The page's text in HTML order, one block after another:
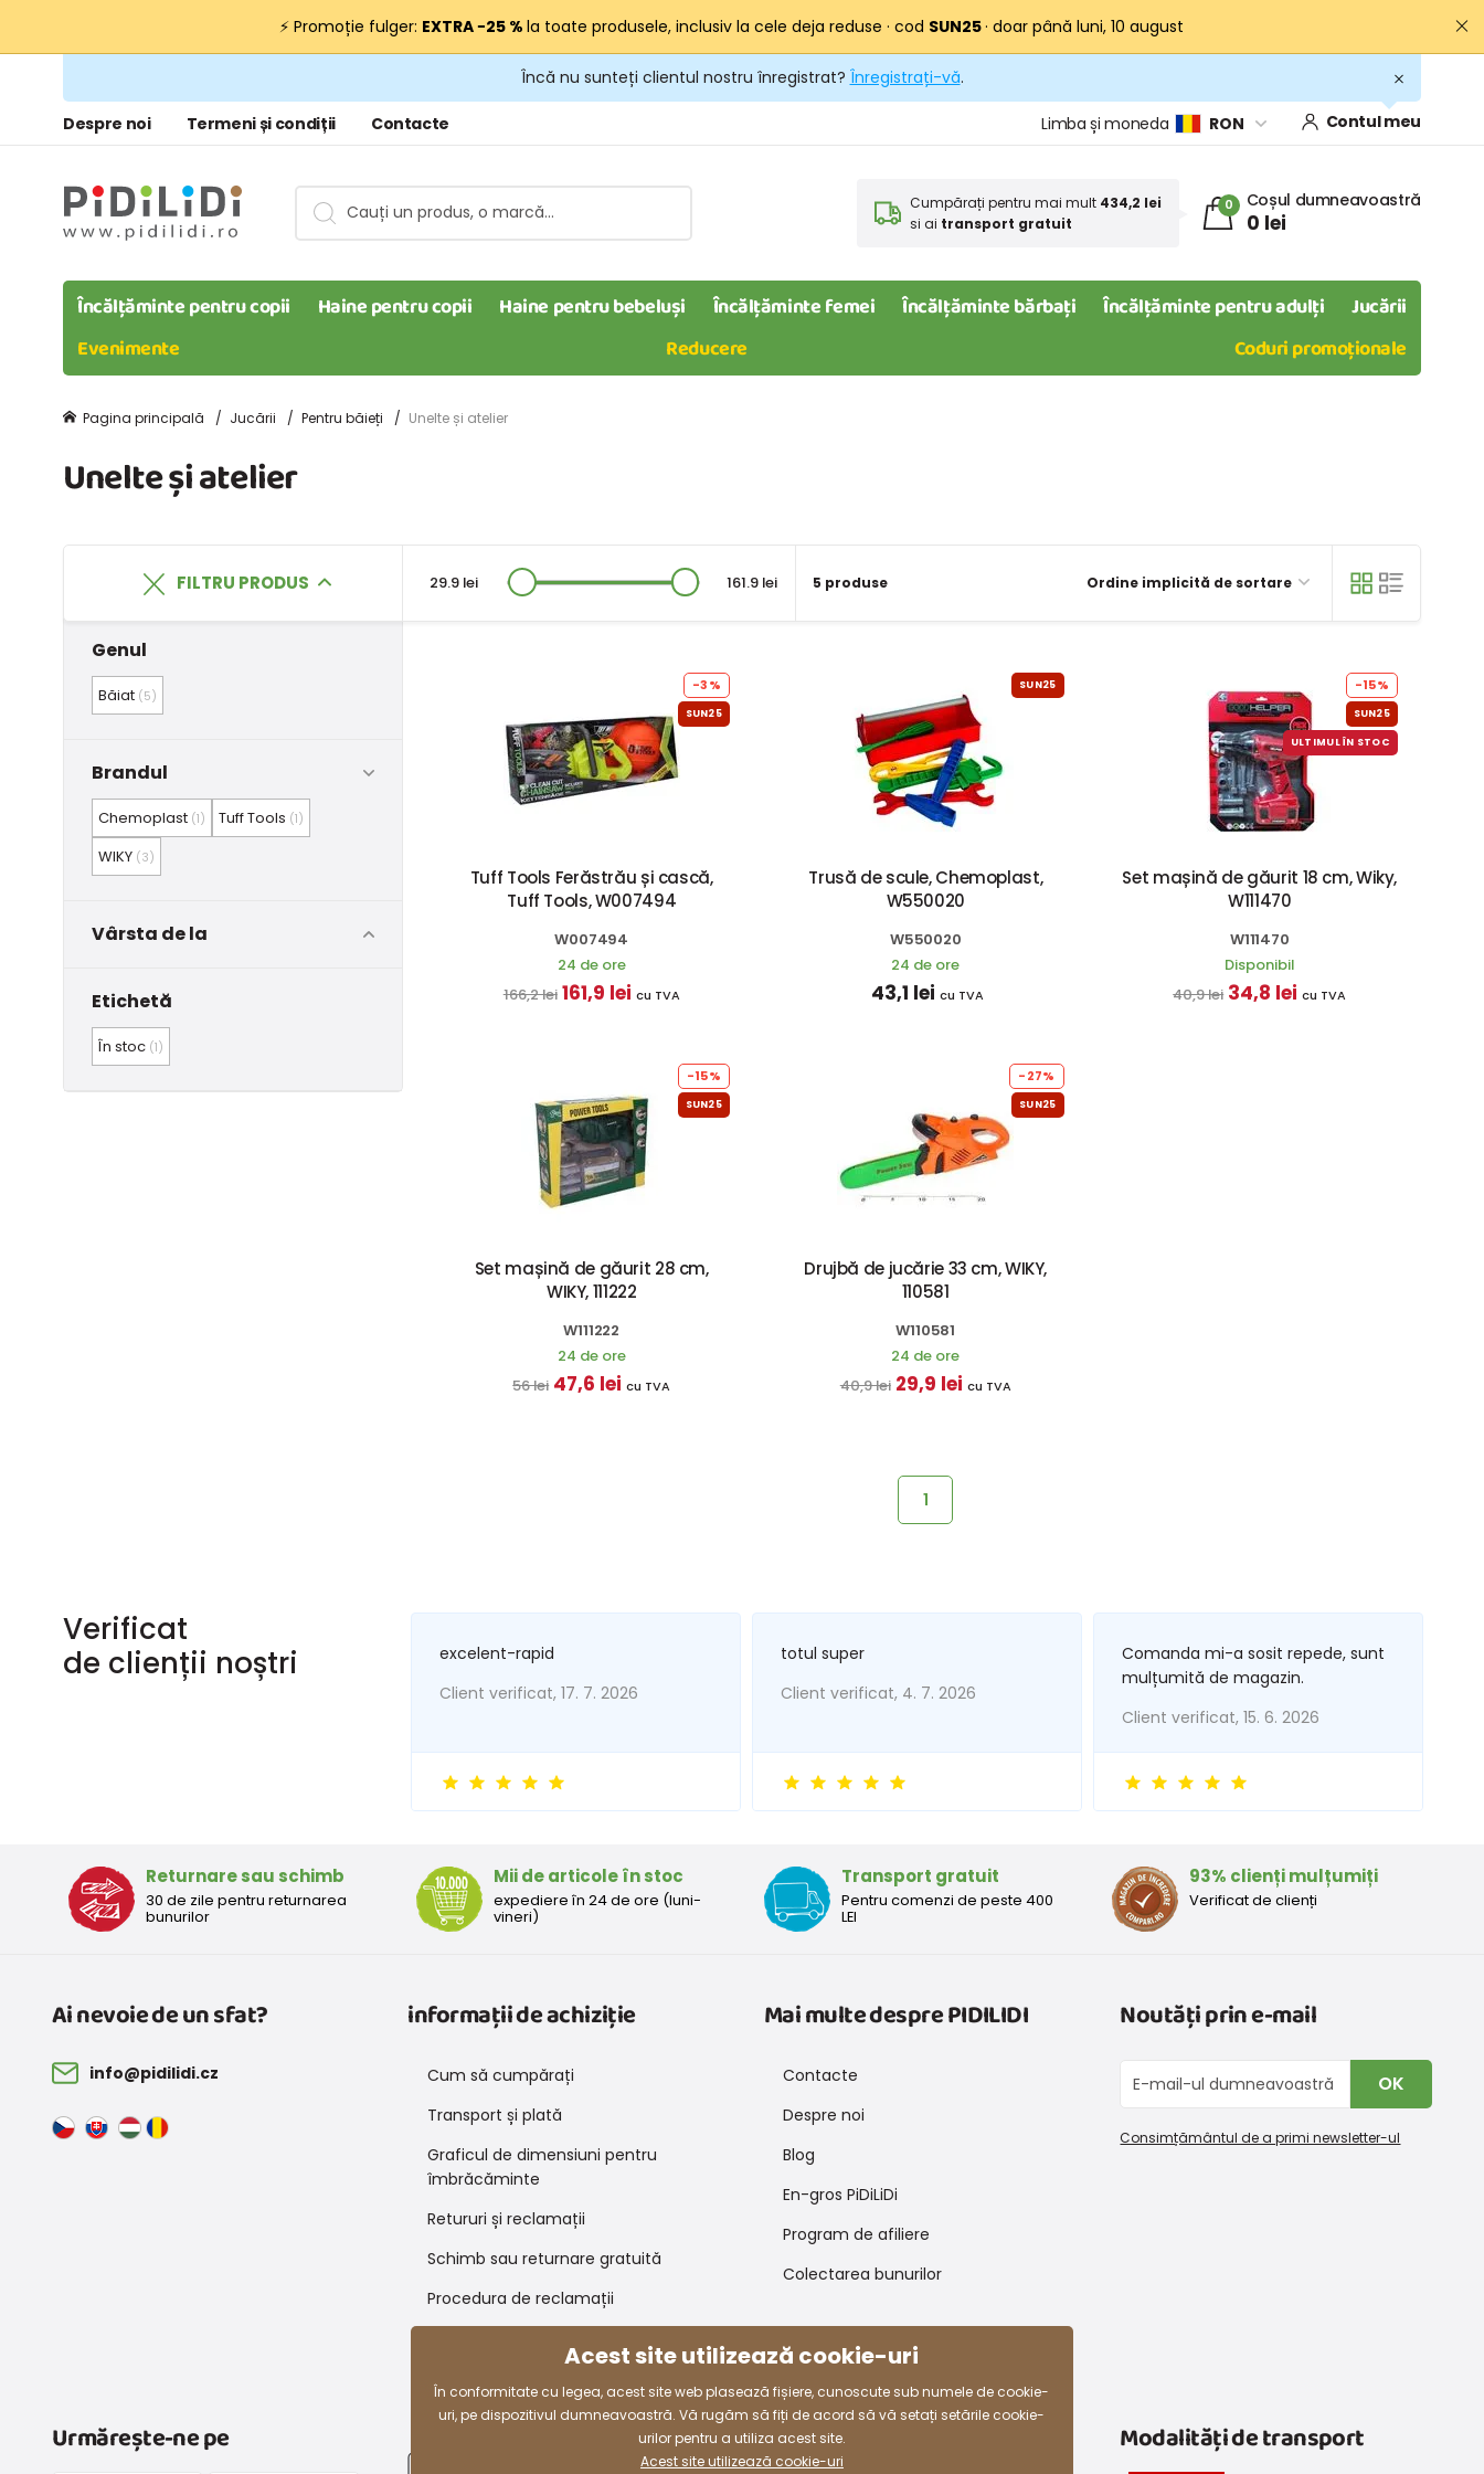
⚡ Promoție fulger: EXTRA −25 % la toate produsele, inclusiv la cele deja reduse · cod SUN25· doar până luni, 10 august
Încă nu sunteți clientul nostru înregistrat? Înregistrați-vă.
Despre noi Termeni și condiții Contacte Limba și moneda RON Contul meu
Cumpărați pentru mai mult 434,2 lei
si ai transport gratuit
0 Coșul dumneavoastră
0 lei
Încălțăminte pentru copii Haine pentru copii Haine pentru bebeluși Încălțăminte femei Încălțăminte bărbați Încălțăminte pentru adulți
Jucării
Evenimente
Reducere Coduri promoționale
Pagina principală Jucării Pentru băieți Unelte și atelier
Unelte și atelier
FILTRU PRODUS 5 produse Ordine implicită de sortare
Genul
Băiat (5)
Brandul
Chemoplast (1) Tuff Tools (1)
WIKY (3)
Vârsta de la
Etichetă
În stoc (1)
29.9 lei 161.9 lei
-3%
SUN25
Tuff Tools Ferăstrău și cască,
Tuff Tools, W007494
W007494
24 de ore
166,2 lei 161,9 lei cu TVA
SUN25
Trusă de scule, Chemoplast,
W550020
W550020
24 de ore
43,1 lei cu TVA
-15%
SUN25
ULTIMUL ÎN STOC
Set mașină de găurit 18 cm, Wiky,
W111470
W111470
Disponibil
40,9 lei 34,8 lei cu TVA
-15%
SUN25
Set mașină de găurit 28 cm,
WIKY, 111222
W111222
24 de ore
56 lei 47,6 lei cu TVA
-27%
SUN25
Drujbă de jucărie 33 cm, WIKY,
110581
W110581
24 de ore
40,9 lei 29,9 lei cu TVA
1
Verificat
de clienții noștri
excelent-rapid
Client verificat, 17. 7. 2026
totul super
Client verificat, 4. 7. 2026
Comanda mi-a sosit repede, sunt
mulțumită de magazin.
Client verificat, 15. 6. 2026
Returnare sau schimb
30 de zile pentru returnarea
bunurilor
Mii de articole în stoc
expediere în 24 de ore (luni-
vineri)
Transport gratuit
Pentru comenzi de peste 400
LEI
93% clienți mulțumiți
Verificat de clienți
Ai nevoie de un sfat?
info@pidilidi.cz
informații de achiziție
Cum să cumpărați
Transport și plată
Graficul de dimensiuni pentru
îmbrăcăminte
Retururi și reclamații
Schimb sau returnare gratuită
Procedura de reclamații
Mai multe despre PIDILIDI
Contacte
Despre noi
Blog
En-gros PiDiLiDi
Program de afiliere
Colectarea bunurilor
Noutăți prin e-mail
OK
Consimțământul de a primi newsletter-ul
Urmărește-ne pe Modalități de plată Modalități de transport
Acest site utilizează cookie-uri
În conformitate cu legea, acest site web plasează fișiere, cunoscute sub numele de cookie-
uri, pe dispozitivul dumneavoastră. Vă rugăm să fiți de acord să vă setați setările cookie-
urilor pentru a utiliza acest site.
Acest site utilizează cookie-uri